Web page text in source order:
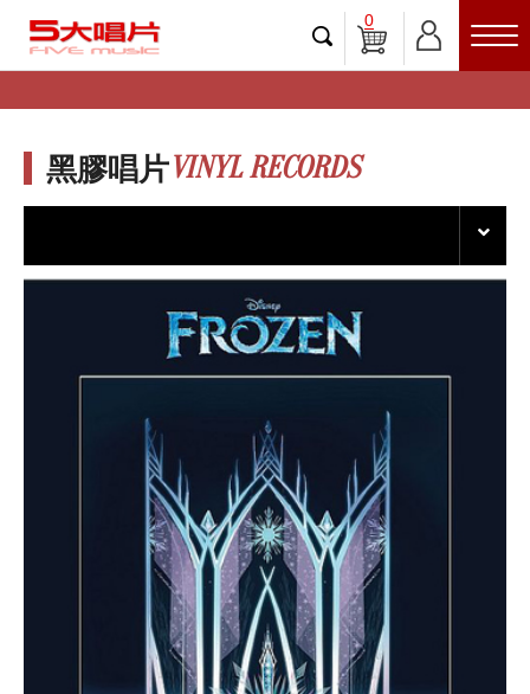
0
黑膠唱片VINYL RECORDS